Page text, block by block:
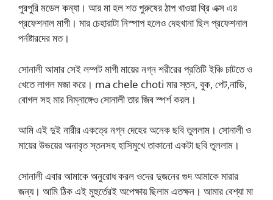
পুরপুরি মডেল কন্যা। আর মা হল শত পুরুষের ঠাপ খাওয়া থ্রি এক্স এর
প্রফেশনাল মাগী। মার চেহারাটা নিস্পাপ হলেও দেহখানা ছিল প্রফেশনাল
পর্নষ্টারদের মত।
সোনালী আমার সেই লম্পট মাগী মায়ের নগ্ন শরীরের প্রতিটি ইঞ্চি চাটতে ও
খেতে লাগল মজা করে। ma chele choti মার স্তন, বুক, পেট,নাভি,
বোগল সহ মার নিম্নাঙ্গেও সোনালী তার জিব স্পর্শ করল।
আমি এই দুই নারীর একত্রে নগ্ন দেহের অনেক ছবি তুললাম। সোনালী ও
মায়ের উভয়ের অনাবৃত স্তনসহ হাসিমুখে তাকানো একটা ছবি তুললাম।
সোনালী এবার আমাকে অনুরোধ করল ওদের দুজনের গুদ আমাকে মারার
জন্য। আমি ঠিক এই মুহুর্তেরই অপেক্ষায় ছিলাম এতক্ষন। আমার বেশ্যা মা